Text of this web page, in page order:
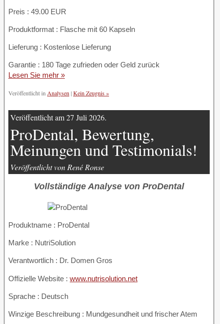
Preis : 49.00 EUR
Produktformat : Flasche mit 60 Kapseln
Lieferung : Kostenlose Lieferung
Garantie : 180 Tage zufrieden oder Geld zurück
Lesen Sie mehr »
Veröffentlicht in Analysen|Kein Zeugnis »
Veröffentlicht am 27 Juli 2026.
ProDental, Bewertung,
Meinungen und Testimonials!
Veröffentlicht von René Ronse
Vollständige Analyse von ProDental
Produktname : ProDental
Marke : NutriSolution
Verantwortlich : Dr. Domen Gros
Offizielle Website : www.nutrisolution.net
Sprache : Deutsch
Winzige Beschreibung : Mundgesundheit und frischer Atem